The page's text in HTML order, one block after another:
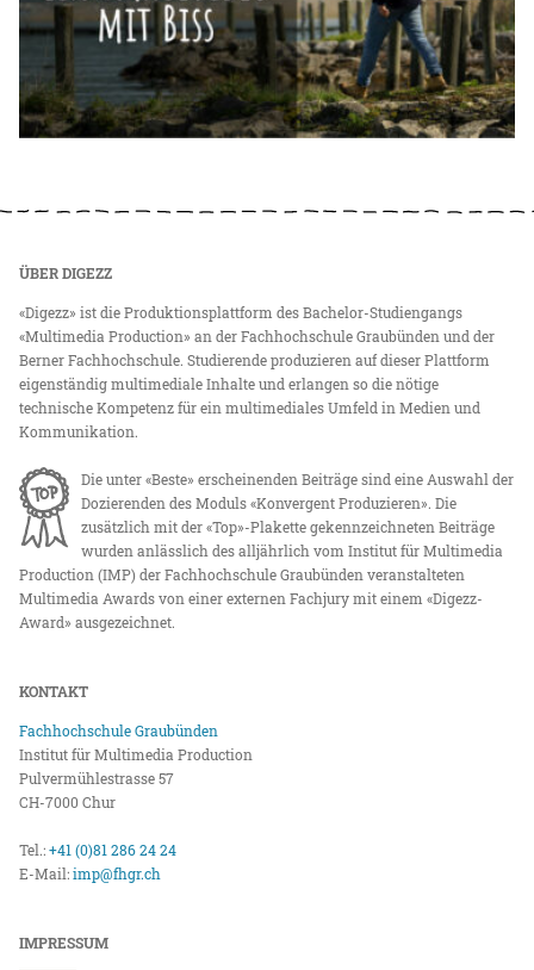
ÜBER DIGEZZ
«Digezz» ist die Produktionsplattform des Bachelor-Studiengangs
«Multimedia Production» an der Fachhochschule Graubünden und der
Berner Fachhochschule. Studierende produzieren auf dieser Plattform
eigenständig multimediale Inhalte und erlangen so die nötige
technische Kompetenz für ein multimediales Umfeld in Medien und
Kommunikation.
Die unter «Beste» erscheinenden Beiträge sind eine Auswahl der
Dozierenden des Moduls «Konvergent Produzieren». Die
zusätzlich mit der «Top»-Plakette gekennzeichneten Beiträge
wurden anlässlich des alljährlich vom Institut für Multimedia
Production (IMP) der Fachhochschule Graubünden veranstalteten
Multimedia Awards von einer externen Fachjury mit einem «Digezz-
Award» ausgezeichnet.
KONTAKT
Fachhochschule Graubünden
Institut für Multimedia Production
Pulvermühlestrasse 57
CH-7000 Chur
Tel.:+41 (0)81 286 24 24
E-Mail:imp@fhgr.ch
IMPRESSUM